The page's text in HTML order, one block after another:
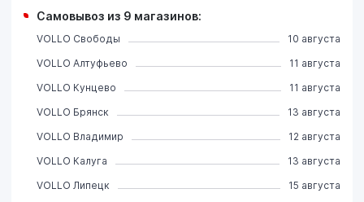
Самовывоз из 9 магазинов:
VOLLO Свободы
10 августа
VOLLO Алтуфьево
11 августа
VOLLO Кунцево
11 августа
VOLLO Брянск
13 августа
VOLLO Владимир
12 августа
VOLLO Калуга
13 августа
VOLLO Липецк
15 августа